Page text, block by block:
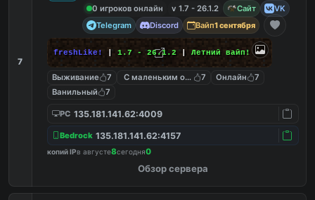
7
0 игроков онлайн v 1.7 - 26.1.2 Сайт
VK
Telegram
Discord Вайп1 сентября
freshLike! 1.7 - 26.1.2 | Летний вайп!
Выживание 7 С маленьким онлайном
7 Онлайн
7
Ванильный
7
PC 135.181.141.62:4009
Bedrock 135.181.141.62:4157
копий IPв августе8сегодня0
Обзор сервера